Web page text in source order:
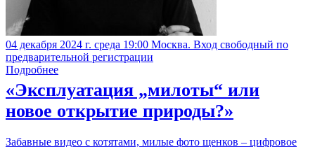
04 декабря 2024 г. среда 19:00 Москва. Вход свободный по
предварительной регистрации
Подробнее
«Эксплуатация „милоты“ или
новое открытие природы?»
Забавные видео с котятами, милые фото щенков – цифровое